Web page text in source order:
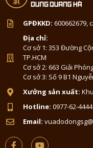
GPĐKKD: 600662679,
Địa chỉ:
Cơ sở 1: 353 Đường
TP.HCM
Cơ sở 2: 663 Giải
Cơ sở 3: Số 9 B1
Xưởng sản xuất:
Hotline: 0977-62-4444
Email: